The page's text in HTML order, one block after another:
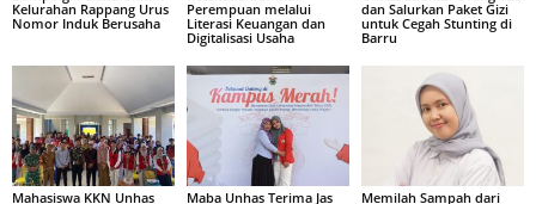
Kelurahan Rappang Urus
Nomor Induk Berusaha
Perempuan melalui
Literasi Keuangan dan
Digitalisasi Usaha
dan Salurkan Paket Gizi
untuk Cegah Stunting di
Barru
Mahasiswa KKN Unhas
Maba Unhas Terima Jas
Memilah Sampah dari